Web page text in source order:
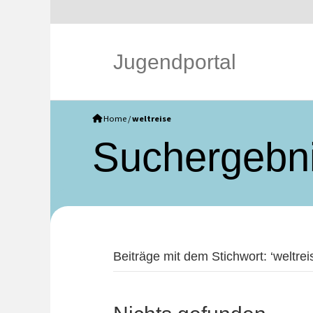
Jugendportal
Home /weltreise
Beiträge mit dem Stichwort: